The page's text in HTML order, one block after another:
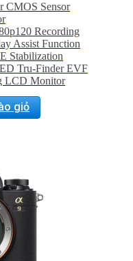
CMOS Sensor
Recording
Assist Function
Stabilization
Tru-Finder EVF
LCD Monitor
Points
giỏ